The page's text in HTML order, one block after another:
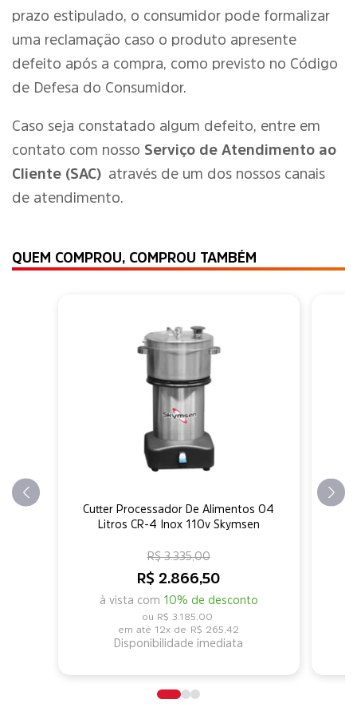
prazo estipulado, o consumidor pode formalizar
uma reclamação caso o produto apresente
defeito após a compra, como previsto no Código
de Defesa do Consumidor.
Caso seja constatado algum defeito, entre em
contato com nosso Serviço de Atendimento ao
Cliente (SAC) através de um dos nossos canais
de atendimento.
QUEM COMPROU, COMPROU TAMBÉM
Cutter Processador De Alimentos 04
Litros CR-4 Inox 110v Skymsen
R$ 2.866,50
à vista com 10% de desconto
R$ 3.335,00
R$ 3.185,00
12x de R$ 265,42
Disponibilidade imediata